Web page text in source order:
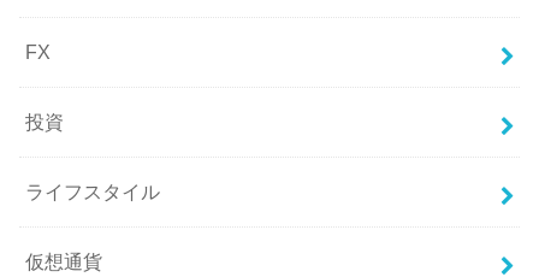
FX
投資
ライフスタイル
仮想通貨